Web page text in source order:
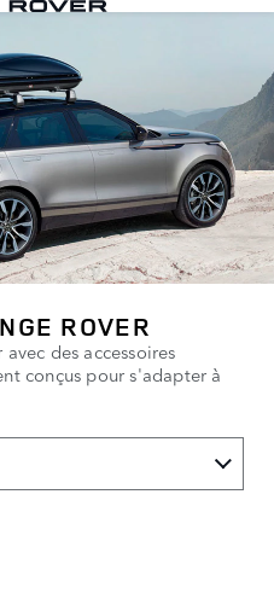
ROVER
des accessoires
conçus pour s'adapter à